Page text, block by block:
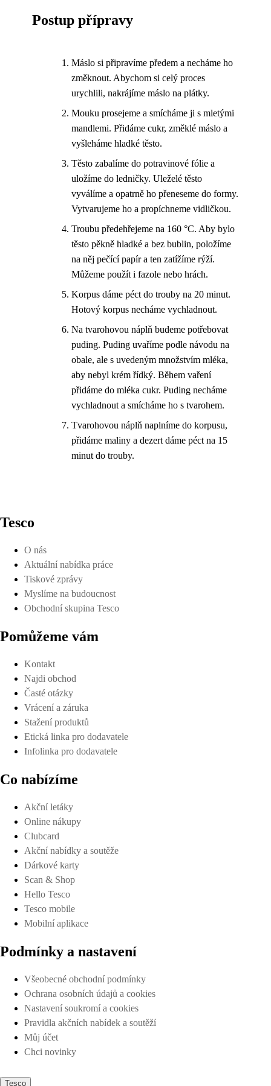
Postup přípravy
Máslo si připravíme předem a necháme ho
změknout. Abychom si celý proces
urychlili, nakrájíme máslo na plátky.
Mouku prosejeme a smícháme ji s mletými
mandlemi. Přidáme cukr, změklé máslo a
vyšleháme hladké těsto.
Těsto zabalíme do potravinové fólie a
uložíme do ledničky. Uleželé těsto
vyválíme a opatrně ho přeneseme do formy.
Vytvarujeme ho a propíchneme vidličkou.
Troubu předehřejeme na 160 °C. Aby bylo
těsto pěkně hladké a bez bublin, položíme
na něj pečící papír a ten zatížíme rýží.
Můžeme použít i fazole nebo hrách.
Korpus dáme péct do trouby na 20 minut.
Hotový korpus necháme vychladnout.
Na tvarohovou náplň budeme potřebovat
puding. Puding uvaříme podle návodu na
obale, ale s uvedeným množstvím mléka,
aby nebyl krém řídký. Během vaření
přidáme do mléka cukr. Puding necháme
vychladnout a smícháme ho s tvarohem.
Tvarohovou náplň naplníme do korpusu,
přidáme maliny a dezert dáme péct na 15
minut do trouby.
Tesco
O nás
Aktuální nabídka práce
Tiskové zprávy
Myslíme na budoucnost
Obchodní skupina Tesco
Pomůžeme vám
Kontakt
Najdi obchod
Časté otázky
Vrácení a záruka
Stažení produktů
Etická linka pro dodavatele
Infolinka pro dodavatele
Co nabízíme
Akční letáky
Online nákupy
Clubcard
Akční nabídky a soutěže
Dárkové karty
Scan & Shop
Hello Tesco
Tesco mobile
Mobilní aplikace
Podmínky a nastavení
Všeobecné obchodní podmínky
Ochrana osobních údajů a cookies
Nastavení soukromí a cookies
Pravidla akčních nabídek a soutěží
Můj účet
Chci novinky
Tesco